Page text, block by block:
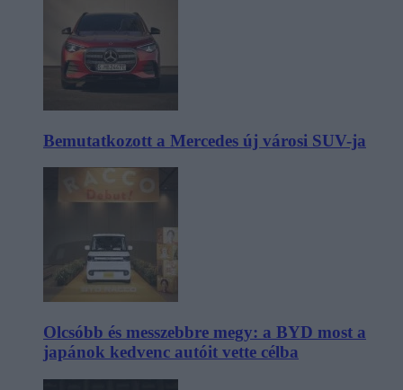
Bemutatkozott a Mercedes új városi SUV-ja
Olcsóbb és messzebbre megy: a BYD most a
japánok kedvenc autóit vette célba